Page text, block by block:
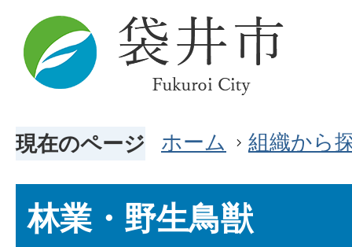
現在のページ ホーム 組織から
林業・野生鳥獣